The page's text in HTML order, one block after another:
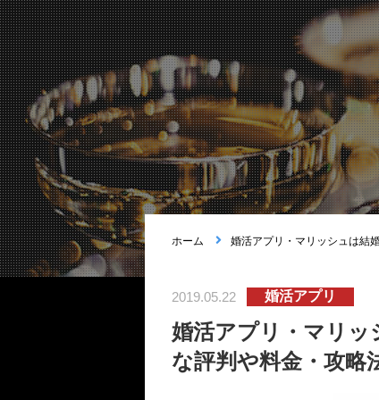
ホーム 婚活アプリ・マリッシュは結
2019.05.22 婚活アプリ
婚活アプリ・マリッ
な評判や料金・攻略